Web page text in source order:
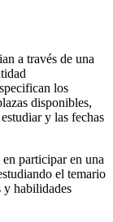
a través de una
los
disponibles,
y las fechas
participar en una
el temario
habilidades